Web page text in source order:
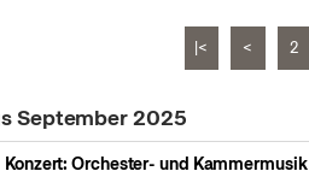
|< < 2
September 2025
Konzert: Orchester- und Kammermusik